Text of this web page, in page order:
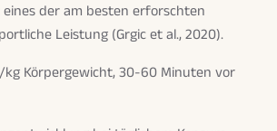
eines der am besten erforschten
Leistung (Grgic et al., 2020).
Körpergewicht, 30-60 Minuten vor